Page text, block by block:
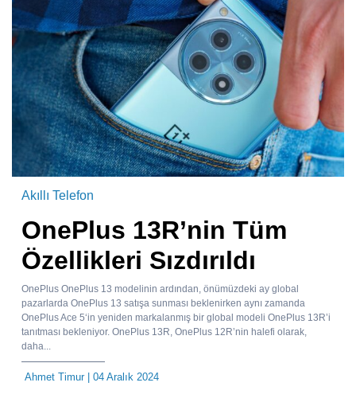
Akıllı Telefon
OnePlus 13R’nin Tüm
Özellikleri Sızdırıldı
OnePlus OnePlus 13 modelinin ardından, önümüzdeki ay global
pazarlarda OnePlus 13 satışa sunması beklenirken aynı zamanda
OnePlus Ace 5‘in yeniden markalanmış bir global modeli OnePlus 13R’i
tanıtması bekleniyor. OnePlus 13R, OnePlus 12R’nin halefi olarak,
daha...
Ahmet Timur| 04 Aralık 2024